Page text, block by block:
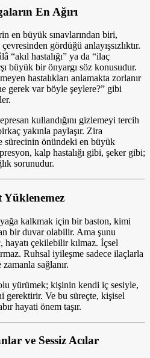
En Ağırı
en büyük sınavlarından biri,
gördüğü anlayışsızlıktır.
“akıl hastalığı” ya da “ilaç
büyük bir önyargı söz konusudur.
hastalıkları anlamakta zorlanır
gerek var böyle şeylere?” gibi
kullandığını gizlemeyi tercih
yakınla paylaşır. Zira
sürecinin önündeki en büyük
kalp hastalığı gibi, şeker gibi;
sorunudur.
Yüklenemez
kalkmak için bir baston, kimi
bir duvar olabilir. Ama şunu
çekilebilir kılmaz. İçsel
Ruhsal iyileşme sadece ilaçlarla
sağlanır.
yürümek; kişinin kendi iç sesiyle,
gerektirir. Ve bu süreçte, kişisel
hayati önem taşır.
ve Sessiz Acılar